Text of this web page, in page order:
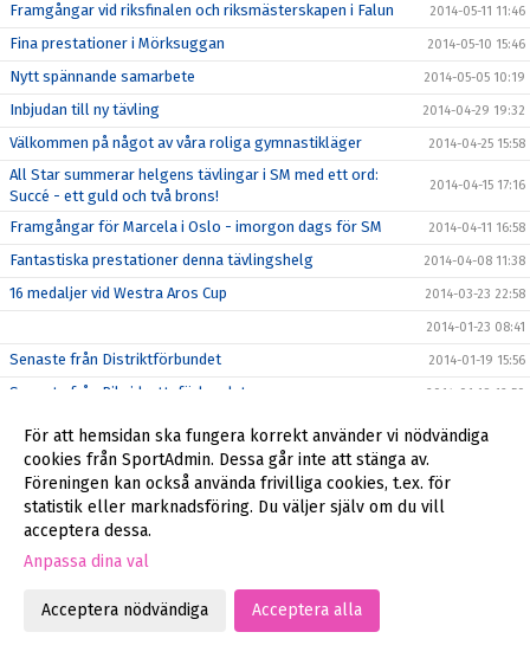
Framgångar vid riksfinalen och riksmästerskapen i Falun 2014-05-11 11:46
Fina prestationer i Mörksuggan 2014-05-10 15:46
Nytt spännande samarbete 2014-05-05 10:19
Inbjudan till ny tävling 2014-04-29 19:32
Välkommen på något av våra roliga gymnastikläger 2014-04-25 15:58
All Star summerar helgens tävlingar i SM med ett ord:
Succé - ett guld och två brons!
2014-04-15 17:16
Framgångar för Marcela i Oslo - imorgon dags för SM 2014-04-11 16:58
Fantastiska prestationer denna tävlingshelg 2014-04-08 11:38
16 medaljer vid Westra Aros Cup 2014-03-23 22:58
2014-01-23 08:41
Senaste från Distriktförbundet 2014-01-19 15:56
Senaste från Riksidrottsförbundet 2014-01-19 12:50
Anmälan för stödmedlem eller nya medlemmar 2014-01-18 21:31
Godkännande för publicering av bilder på ert barn 2014-01-16 20:03
Äntligen igång 2014-01-16 17:26
Gå till Webbversion
För att hemsidan ska fungera korrekt använder vi nödvändiga
cookies från SportAdmin. Dessa går inte att stänga av.
Föreningen kan också använda frivilliga cookies, t.ex. för
statistik eller marknadsföring. Du väljer själv om du vill
acceptera dessa.
Anpassa dina val
Acceptera nödvändiga Acceptera alla